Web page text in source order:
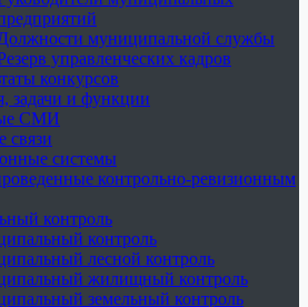
муниципальной службы
управленческих кадров
конкурсов
задачи и функции
СМИ
связи
системы
контрольно-ревизионным
контроль
контроль
лесной контроль
жилищный контроль
земельный контроль